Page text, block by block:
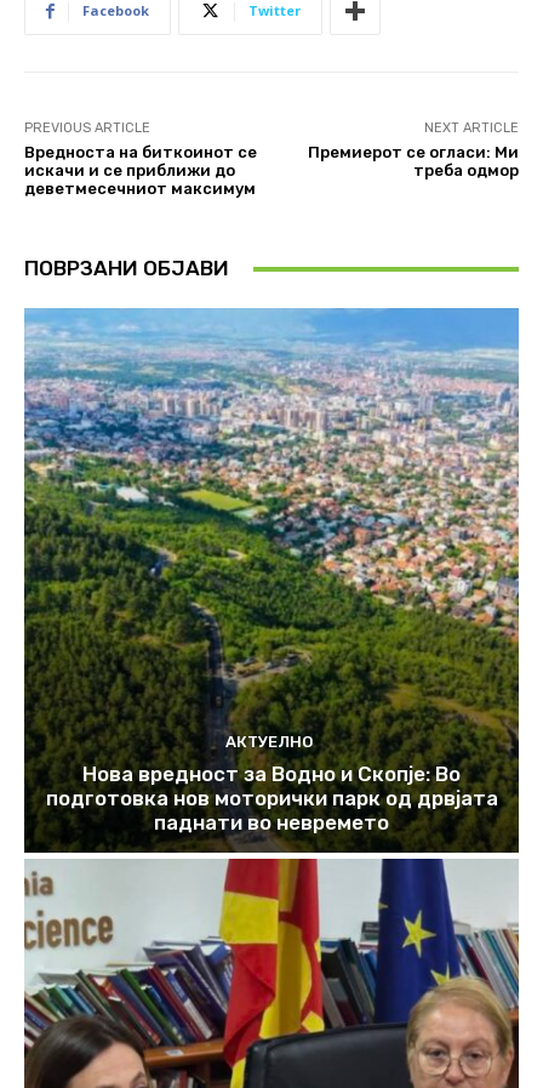
Facebook Twitter
PREVIOUS ARTICLE
Вредноста на биткоинот се
искачи и се приближи до
деветмесечниот максимум
NEXT ARTICLE
Премиерот се огласи: Ми
треба одмор
ПОВРЗАНИ ОБЈАВИ
АКТУЕЛНО
Нова вредност за Водно и Скопје: Во
подготовка нов моторички парк од дрвјата
паднати во невремето